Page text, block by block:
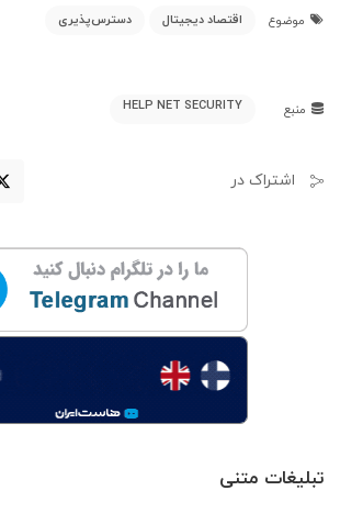
موضوع اقتصاد دیجیتال دسترس‌پذیری
منبع HELP NET SECURITY
اشتراک در
تبلیغات متنی